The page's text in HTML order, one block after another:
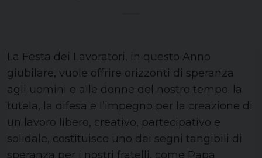
La Festa dei Lavoratori, in questo Anno
giubilare, vuole offrire orizzonti di speranza
agli uomini e alle donne del nostro tempo: la
tutela, la difesa e l’impegno per la creazione di
un lavoro libero, creativo, partecipativo e
solidale, costituisce uno dei segni tangibili di
speranza per i nostri fratelli, come Papa